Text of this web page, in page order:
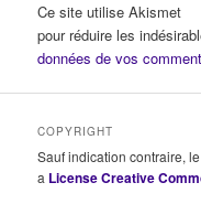
Ce site utilise Akismet
pour réduire les
données de vos
COPYRIGHT
Sauf indication contraire,
a License Creative